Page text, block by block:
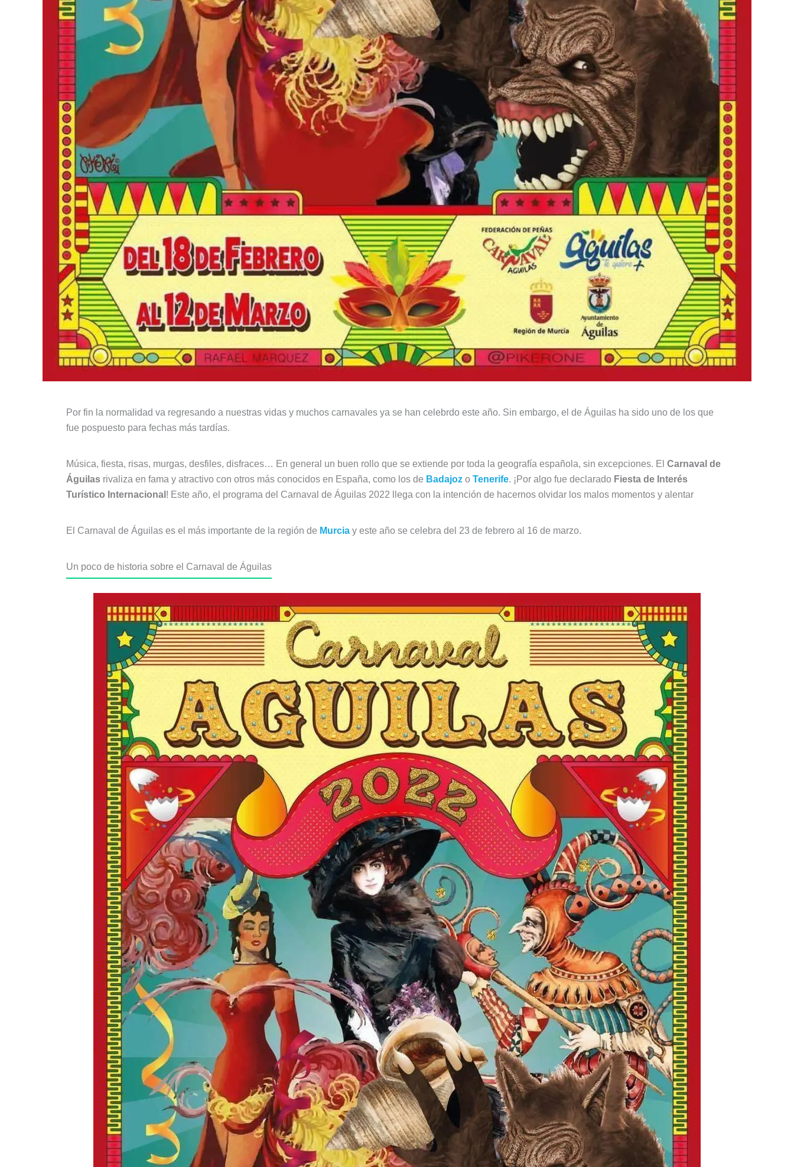
Por fin la normalidad va regresando a nuestras vidas y muchos carnavales ya se han celebrdo este año. Sin embargo, el de Águilas ha sido uno de los que
fue pospuesto para fechas más tardías.
Música, fiesta, risas, murgas, desfiles, disfraces… En general un buen rollo que se extiende por toda la geografía española, sin excepciones. El Carnaval de
Águilas rivaliza en fama y atractivo con otros más conocidos en España, como los de Badajoz o Tenerife. ¡Por algo fue declarado Fiesta de Interés
Turístico Internacional ! Este año, el programa del Carnaval de Águilas 2022 llega con la intención de hacernos olvidar los malos momentos y alentar
El Carnaval de Águilas es el más importante de la región de Murcia y este año se celebra del 23 de febrero al 16 de marzo.
Un poco de historia sobre el Carnaval de Águilas